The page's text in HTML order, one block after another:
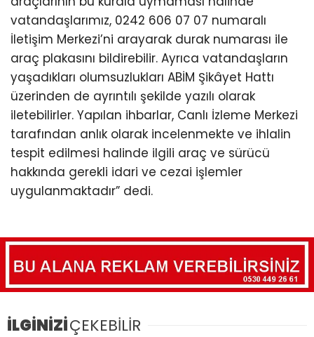
vatandaşlarımız, 0242 606 07 07 numaralı
İletişim Merkezi’ni arayarak durak numarası ile
araç plakasını bildirebilir. Ayrıca vatandaşların
yaşadıkları olumsuzlukları ABİM Şikâyet Hattı
üzerinden de ayrıntılı şekilde yazılı olarak
iletebilirler. Yapılan ihbarlar, Canlı İzleme Merkezi
tarafından anlık olarak incelenmekte ve ihlalin
tespit edilmesi halinde ilgili araç ve sürücü
hakkında gerekli idari ve cezai işlemler
uygulanmaktadır” dedi.
İLGİNİZİÇEKEBİLİR